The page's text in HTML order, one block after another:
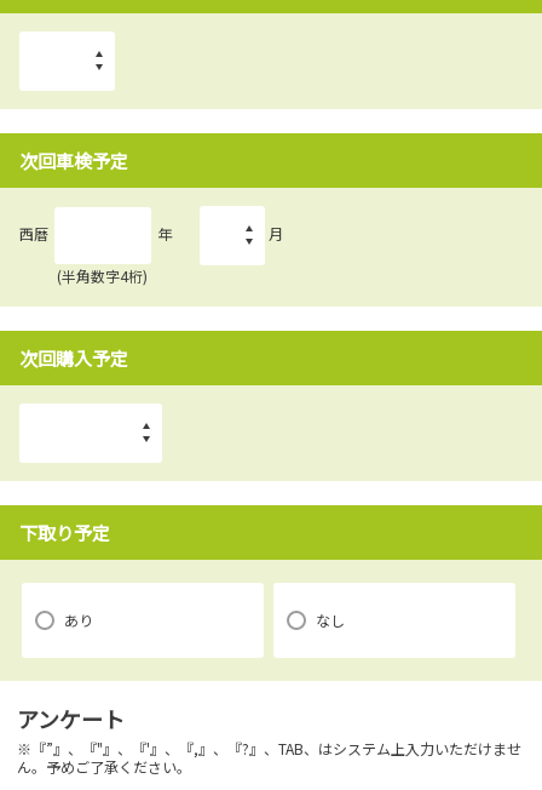
次回車検予定
西暦 年
(半角数字4桁)
月
次回購入予定
下取り予定
あり なし
アンケート
※『”』、『"』、『'』、『,』、『?』、TAB、はシステム上入力いただけませ
ん。予めご了承ください。